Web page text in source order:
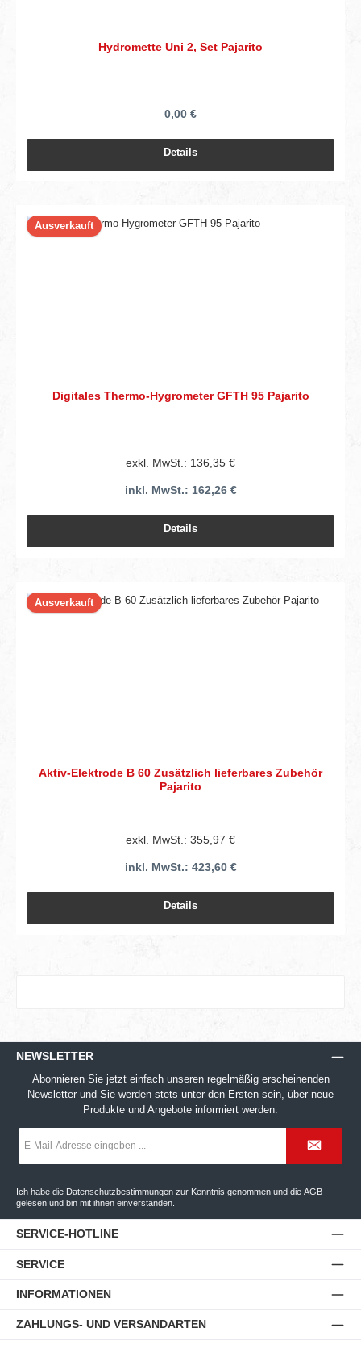
Hydromette Uni 2, Set Pajarito
0,00 €
Details
Ausverkauft
Digitales Thermo-Hygrometer GFTH 95 Pajarito
exkl. MwSt.: 136,35 €
inkl. MwSt.: 162,26 €
Details
Ausverkauft
Aktiv-Elektrode B 60 Zusätzlich lieferbares Zubehör
Pajarito
exkl. MwSt.: 355,97 €
inkl. MwSt.: 423,60 €
Details
NEWSLETTER
Abonnieren Sie jetzt einfach unseren regelmäßig erscheinenden
Newsletter und Sie werden stets unter den Ersten sein, über neue
Produkte und Angebote informiert werden.
Mail-
*
Ich habe die Datenschutzbestimmungen zur Kenntnis genommen und die AGB
gelesen und bin mit ihnen einverstanden.
SERVICE-HOTLINE
SERVICE
INFORMATIONEN
ZAHLUNGS- UND VERSANDARTEN